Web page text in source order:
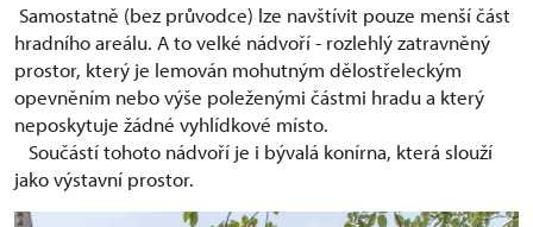
Samostatně (bez průvodce) lze navštívit pouze menší část
hradního areálu. A to velké nádvoří - rozlehlý zatravněný
prostor, který je lemován mohutným dělostřeleckým
opevněním nebo výše poleženými částmi hradu a který
neposkytuje žádné vyhlídkové místo.
Součástí tohoto nádvoří je i bývalá konírna, která slouží
jako výstavní prostor.